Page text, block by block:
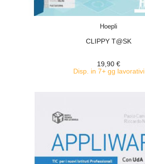
Hoepli
CLIPPY T@SK
19,90 €
Disp. in 7+ gg lavorativi